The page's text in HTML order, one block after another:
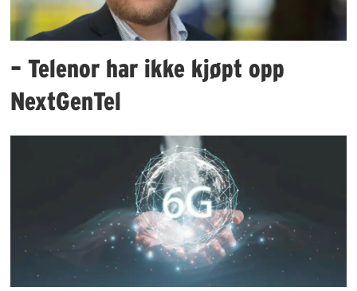
– Telenor har ikke kjøpt opp
NextGenTel